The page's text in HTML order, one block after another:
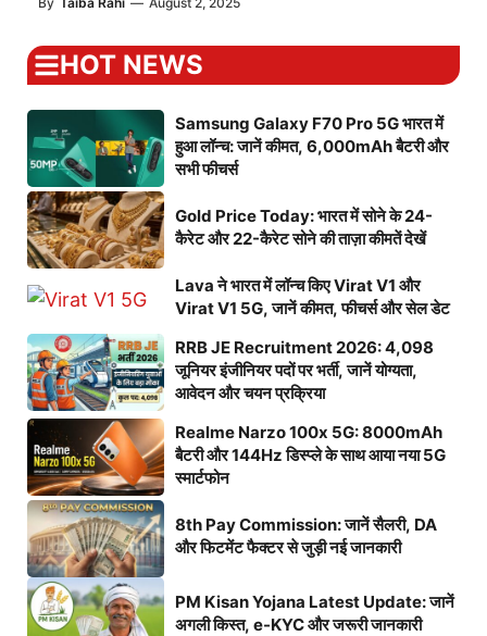
HOT NEWS
Samsung Galaxy F70 Pro 5G भारत में
हुआ लॉन्च: जानें कीमत, 6,000mAh बैटरी और
सभी फीचर्स
Gold Price Today: भारत में सोने के 24-
कैरेट और 22-कैरेट सोने की ताज़ा कीमतें देखें
Lava ने भारत में लॉन्च किए Virat V1 और
Virat V1 5G, जानें कीमत, फीचर्स और सेल डेट
RRB JE Recruitment 2026: 4,098
जूनियर इंजीनियर पदों पर भर्ती, जानें योग्यता,
आवेदन और चयन प्रक्रिया
Realme Narzo 100x 5G: 8000mAh
बैटरी और 144Hz डिस्प्ले के साथ आया नया 5G
स्मार्टफोन
8th Pay Commission: जानें सैलरी, DA
और फिटमेंट फैक्टर से जुड़ी नई जानकारी
PM Kisan Yojana Latest Update: जानें
अगली किस्त, e-KYC और जरूरी जानकारी